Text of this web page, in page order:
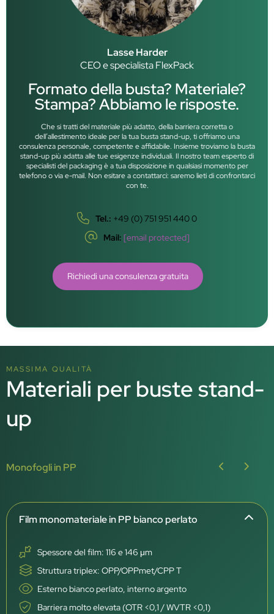
Lasse Harder
CEO e specialista FlexPack
Formato della busta? Materiale?
Stampa? Abbiamo le risposte.
Che si tratti del materiale più adatto, della barriera corretta o
dell’allestimento ideale per la tua busta stand-up, ti offriamo una
consulenza personale, competente e affidabile. Insieme troviamo la busta
stand-up più adatta alle tue esigenze individuali. Il nostro team esperto di
specialisti del packaging è a tua disposizione in qualsiasi momento per
telefono o via e-mail. Non esitare a contattarci: saremo lieti di confrontarci
con te.
Tel.: +49 (0) 751 951 440 0
Mail: [email protected]
Richiedi una consulenza gratuita
MASSIMA QUALITÀ
Materiali per buste stand-
up
Monofogli in PP
Film monomateriale in PP bianco perlato
Spessore del film: 116 e 146 μm
Struttura triplex: OPP/OPPmet/CPP T
Esterno bianco perlato, interno argento
Barriera molto elevata (OTR <0,1 / WVTR <0,1)